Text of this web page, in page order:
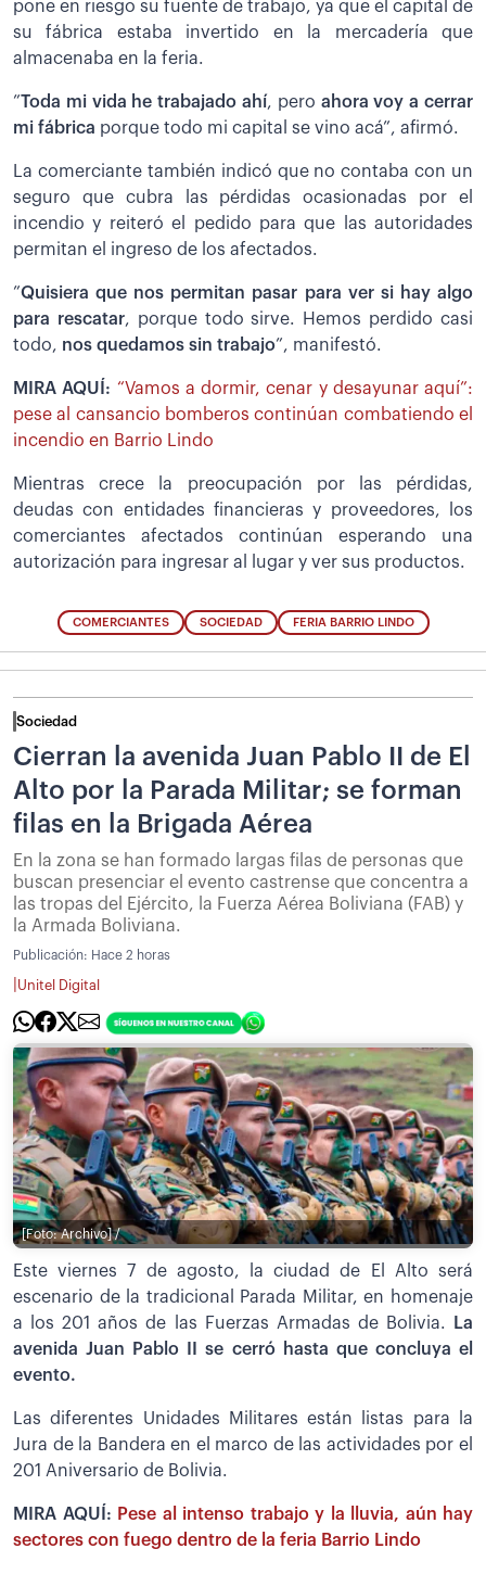
pone en riesgo su fuente de trabajo, ya que el capital de
su fábrica estaba invertido en la mercadería que
almacenaba en la feria.
”Toda mi vida he trabajado ahí, pero ahora voy a cerrar
mi fábrica porque todo mi capital se vino acá”, afirmó.
La comerciante también indicó que no contaba con un
seguro que cubra las pérdidas ocasionadas por el
incendio y reiteró el pedido para que las autoridades
permitan el ingreso de los afectados.
”Quisiera que nos permitan pasar para ver si hay algo
para rescatar, porque todo sirve. Hemos perdido casi
todo, nos quedamos sin trabajo”, manifestó.
MIRA AQUÍ: “Vamos a dormir, cenar y desayunar aquí”:
pese al cansancio bomberos continúan combatiendo el
incendio en Barrio Lindo
Mientras crece la preocupación por las pérdidas,
deudas con entidades financieras y proveedores, los
comerciantes afectados continúan esperando una
autorización para ingresar al lugar y ver sus productos.
COMERCIANTES SOCIEDAD FERIA BARRIO LINDO
Sociedad
Cierran la avenida Juan Pablo II de El
Alto por la Parada Militar; se forman
filas en la Brigada Aérea
En la zona se han formado largas filas de personas que
buscan presenciar el evento castrense que concentra a
las tropas del Ejército, la Fuerza Aérea Boliviana (FAB) y
la Armada Boliviana.
Publicación: Hace 2 horas
Unitel Digital
[Foto: Archivo] /
Este viernes 7 de agosto, la ciudad de El Alto será
escenario de la tradicional Parada Militar, en homenaje
a los 201 años de las Fuerzas Armadas de Bolivia.
La
avenida Juan Pablo II se cerró hasta que concluya el
evento.
Las diferentes Unidades Militares están listas para la
Jura de la Bandera en el marco de las actividades por el
201 Aniversario de Bolivia.
MIRA AQUÍ: Pese al intenso trabajo y la lluvia, aún hay
sectores con fuego dentro de la feria Barrio Lindo